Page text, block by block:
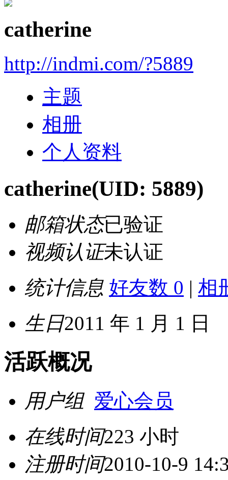
catherine
http://indmi.com/?5889
主题
相册
个人资料
catherine(UID: 5889)
邮箱状态已验证
视频认证未认证
统计信息 好友数 0 | 相
生日2011 年 1 月 1 日
活跃概况
用户组 爱心会员
在线时间223 小时
注册时间2010-10-9